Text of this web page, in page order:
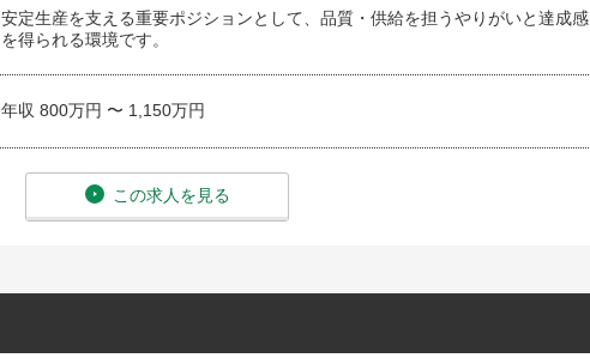
安定生産を支える重要ポジションとして、品質・供給を担うやりがいと達成感
を得られる環境です。
年収 800万円 〜 1,150万円
この求人を見る